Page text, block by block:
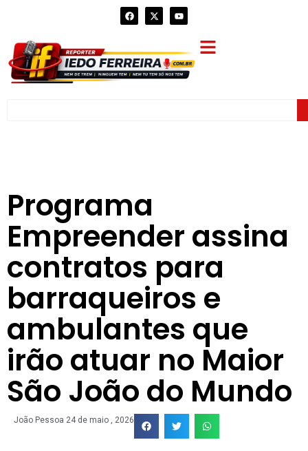
Programa
Empreender assina
contratos para
barraqueiros e
ambulantes que
irão atuar no Maior
São João do Mundo
João Pessoa 24 de maio , 2026